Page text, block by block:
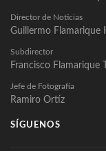
Director de Noticias
Guillermo Flamarique
Subdirector
Francisco Flamarique
Jefe de Fotografía
Ramiro Ortíz
SÍGUENOS